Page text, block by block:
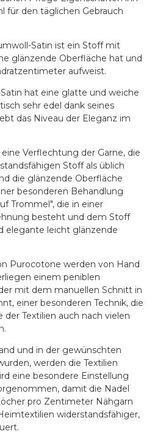
für den täglichen Gebrauch
Satin ist ein Stoff mit
glänzende Oberfläche hat und
aufweist.
hat eine glatte und weiche
sehr edel dank seines
das Niveau der Eleganz im
Verflechtung der Garne, die
Stoff als üblich
die glänzende Oberfläche
besonderen Behandlung
Trommel", die in einer
besteht und dem Stoff
elegante leicht glänzende
Purocotone werden von Hand
einem peniblen
mit dem manuellen Schnitt in
einer besonderen Technik, die
der Textilien auch nach vielen
und in der gewünschten
werden die Textilien
eine besondere Einstellung
damit die Nadel
pro Zentimeter Nähgarn
widerstandsfähiger,